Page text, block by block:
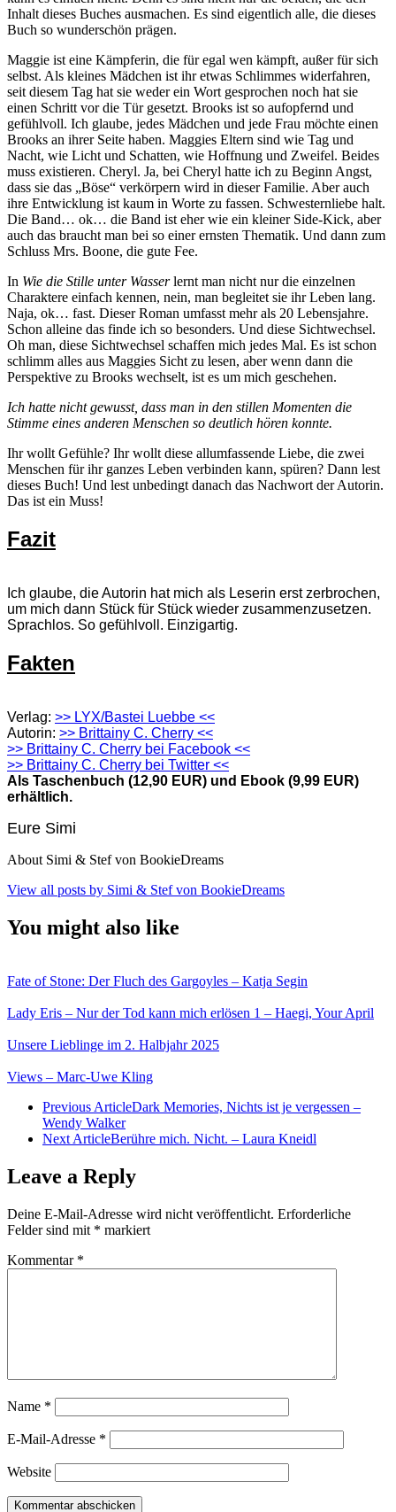
Inhalt dieses Buches ausmachen. Es sind eigentlich alle, die dieses
Buch so wunderschön prägen.
Maggie ist eine Kämpferin, die für egal wen kämpft, außer für sich
selbst. Als kleines Mädchen ist ihr etwas Schlimmes widerfahren,
seit diesem Tag hat sie weder ein Wort gesprochen noch hat sie
einen Schritt vor die Tür gesetzt. Brooks ist so aufopfernd und
gefühlvoll. Ich glaube, jedes Mädchen und jede Frau möchte einen
Brooks an ihrer Seite haben. Maggies Eltern sind wie Tag und
Nacht, wie Licht und Schatten, wie Hoffnung und Zweifel. Beides
muss existieren. Cheryl. Ja, bei Cheryl hatte ich zu Beginn Angst,
dass sie das „Böse“ verkörpern wird in dieser Familie. Aber auch
ihre Entwicklung ist kaum in Worte zu fassen. Schwesternliebe halt.
Die Band… ok… die Band ist eher wie ein kleiner Side-Kick, aber
auch das braucht man bei so einer ernsten Thematik. Und dann zum
Schluss Mrs. Boone, die gute Fee.
In Wie die Stille unter Wasserlernt man nicht nur die einzelnen
Charaktere einfach kennen, nein, man begleitet sie ihr Leben lang.
Naja, ok… fast. Dieser Roman umfasst mehr als 20 Lebensjahre.
Schon alleine das finde ich so besonders. Und diese Sichtwechsel.
Oh man, diese Sichtwechsel schaffen mich jedes Mal. Es ist schon
schlimm alles aus Maggies Sicht zu lesen, aber wenn dann die
Perspektive zu Brooks wechselt, ist es um mich geschehen.
Ich hatte nicht gewusst, dass man in den stillen Momenten die
Stimme eines anderen Menschen so deutlich hören konnte.
Ihr wollt Gefühle? Ihr wollt diese allumfassende Liebe, die zwei
Menschen für ihr ganzes Leben verbinden kann, spüren? Dann lest
dieses Buch! Und lest unbedingt danach das Nachwort der Autorin.
Das ist ein Muss!
Fazit
Ich glaube, die Autorin hat mich als Leserin erst zerbrochen,
um mich dann Stück für Stück wieder zusammenzusetzen.
Sprachlos. So gefühlvoll. Einzigartig.
Fakten
Verlag: >> LYX/Bastei Luebbe <<
Autorin: >> Brittainy C. Cherry <<
>> Brittainy C. Cherry bei Facebook <<
>> Brittainy C. Cherry bei Twitter <<
Als Taschenbuch (12,90 EUR) und Ebook (9,99 EUR)
erhältlich.
Eure Simi
About Simi & Stef von BookieDreams
View all posts by Simi & Stef von BookieDreams
You might also like
Fate of Stone: Der Fluch des Gargoyles – Katja Segin
Lady Eris – Nur der Tod kann mich erlösen 1 – Haegi, Your April
Unsere Lieblinge im 2. Halbjahr 2025
Views – Marc-Uwe Kling
Previous ArticleDark Memories, Nichts ist je vergessen –
Wendy Walker
Next ArticleBerühre mich. Nicht. – Laura Kneidl
Leave a Reply
Deine E-Mail-Adresse wird nicht veröffentlicht. Erforderliche
Felder sind mit * markiert
Kommentar *
Name *
E-Mail-Adresse *
Website